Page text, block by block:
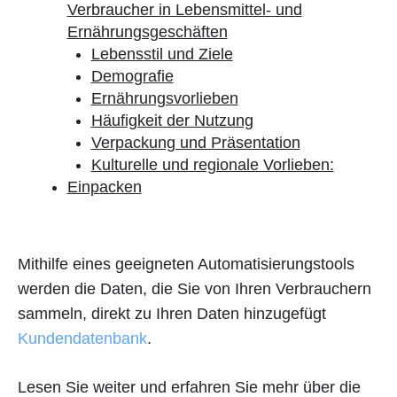
Verbraucher in Lebensmittel- und
Ernährungsgeschäften
Lebensstil und Ziele
Demografie
Ernährungsvorlieben
Häufigkeit der Nutzung
Verpackung und Präsentation
Kulturelle und regionale Vorlieben:
Einpacken
Mithilfe eines geeigneten Automatisierungstools
werden die Daten, die Sie von Ihren Verbrauchern
sammeln, direkt zu Ihren Daten hinzugefügt
Kundendatenbank.
Lesen Sie weiter und erfahren Sie mehr über die